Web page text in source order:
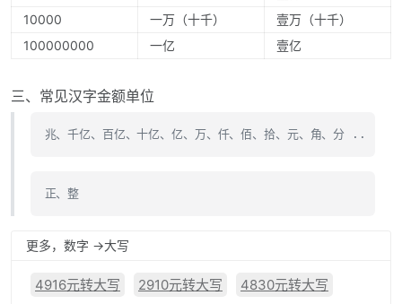
10000
一万（十千）
壹万（十千）
100000000
一亿 壹亿
三、常见汉字金额单位
兆、千亿、百亿、十亿、亿、万、仟、佰、拾、元、角、分 ..
正、整
更多，数字 ->大写
4916元转大写 2910元转大写
4830元转大写